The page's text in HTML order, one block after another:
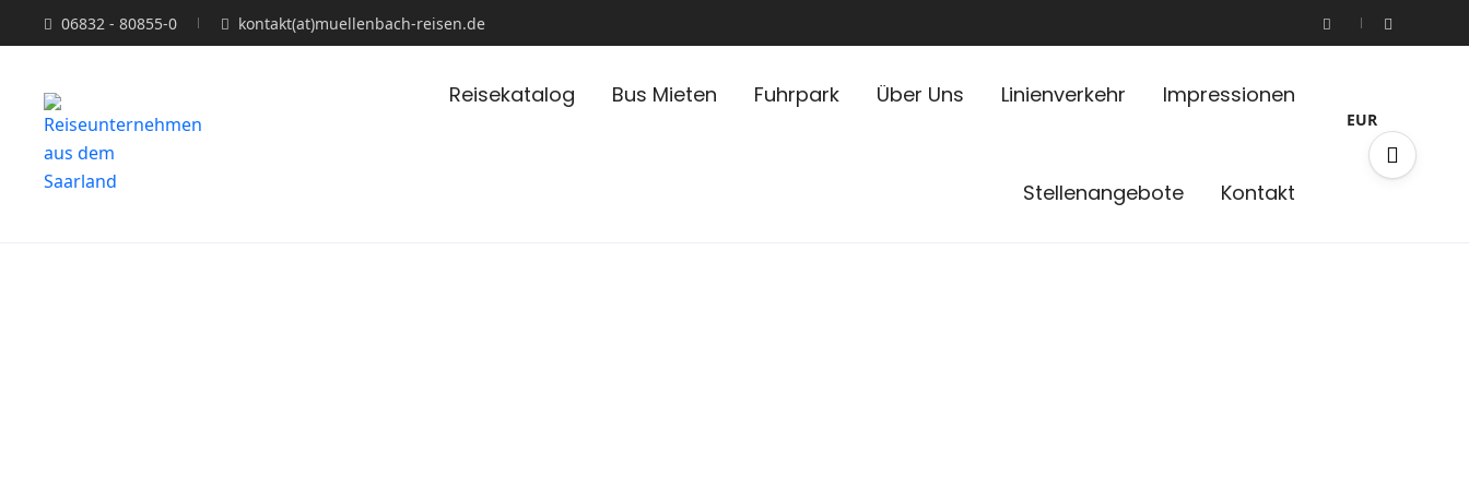
06832 - 80855-0 kontakt(at)muellenbach-reisen.de
Reisekatalog Bus Mieten Fuhrpark Über Uns Linienverkehr Impressionen
Stellenangebote Kontakt
EUR